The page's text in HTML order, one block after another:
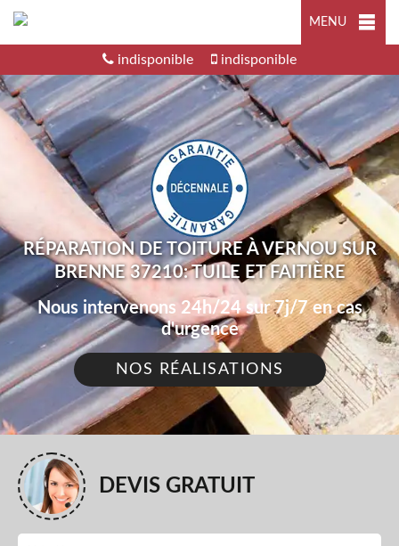
MENU
indisponible indisponible
RÉPARATION DE TOITURE À VERNOU SUR
BRENNE 37210: TUILE ET FAITIÈRE
Nous intervenons 24h/24 sur 7j/7 en cas
d'urgence
NOS RÉALISATIONS
DEVIS GRATUIT